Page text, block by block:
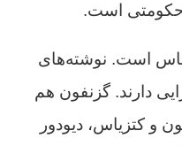
حکومتی است.
است. نوشته‌های
دارند. گزنفون هم
و کتزیاس، دیودور